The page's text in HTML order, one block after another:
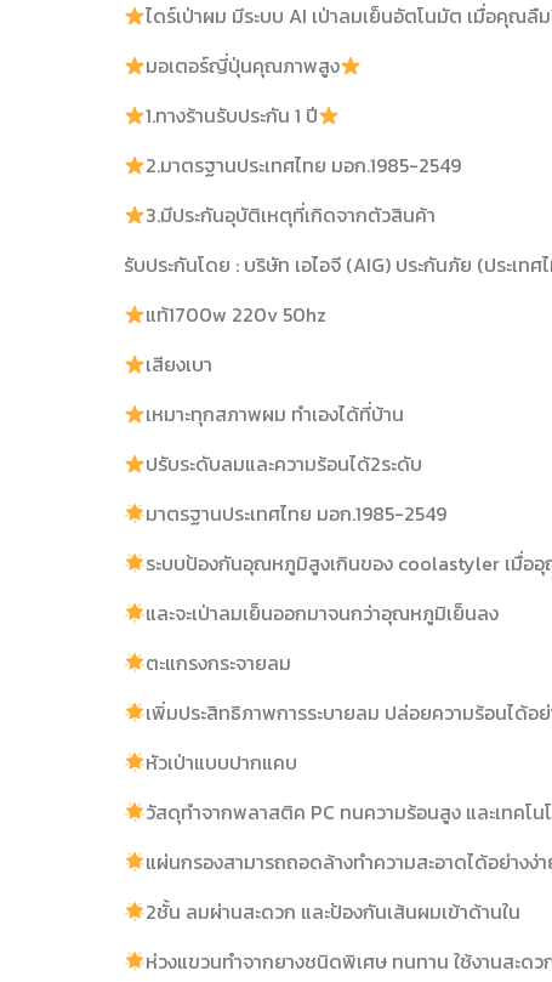
ไดร์เป่าผม มีระบบ AI เป่าลมเย็นอัตโนมัต เมื่อคุณลื
มอเตอร์ญี่ปุ่นคุณภาพสูง
1.ทางร้านรับประกัน 1 ปี
2.มาตรฐานประเทศไทย มอก.1985-2549
3.มีประกันอุบัติเหตุที่เกิดจากตัวสินค้า
รับประกันโดย : บริษัท เอไอจี (AIG) ประกันภัย (ประเท
แท้1700w 220v 50hz
เสียงเบา
เหมาะทุกสภาพผม ทำเองได้ที่บ้าน
ปรับระดับลมและความร้อนได้2ระดับ
มาตรฐานประเทศไทย มอก.1985-2549
ระบบป้องกันอุณหภูมิสูงเกินของ coolastyler เมื่อ
และจะเป่าลมเย็นออกมาจนกว่าอุณหภูมิเย็นลง
ตะแกรงกระจายลม
เพิ่มประสิทธิภาพการระบายลม ปล่อยความร้อนได้อ
หัวเป่าแบบปากแคบ
วัสดุทำจากพลาสติค PC ทนความร้อนสูง และเทคโ
แผ่นกรองสามารถถอดล้างทำความสะอาดได้อย่างง่
2ชั้น ลมผ่านสะดวก และป้องกันเส้นผมเข้าด้านใน
ห่วงแขวนทำจากยางชนิดพิเศษ ทนทาน ใช้งานสะดว